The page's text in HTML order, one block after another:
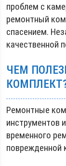
проблем с
ремонтный
спасением.
качественной
ЧЕМ
Ремонтные
инструментов
временного
поврежденной